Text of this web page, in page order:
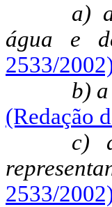
a)
água e
2533/
b)
(Redação
c)
2533/